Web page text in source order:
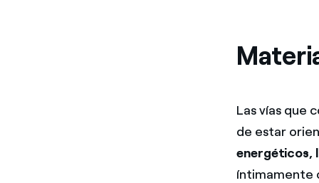
Las vías que
de estar
energéticos,
íntimamente